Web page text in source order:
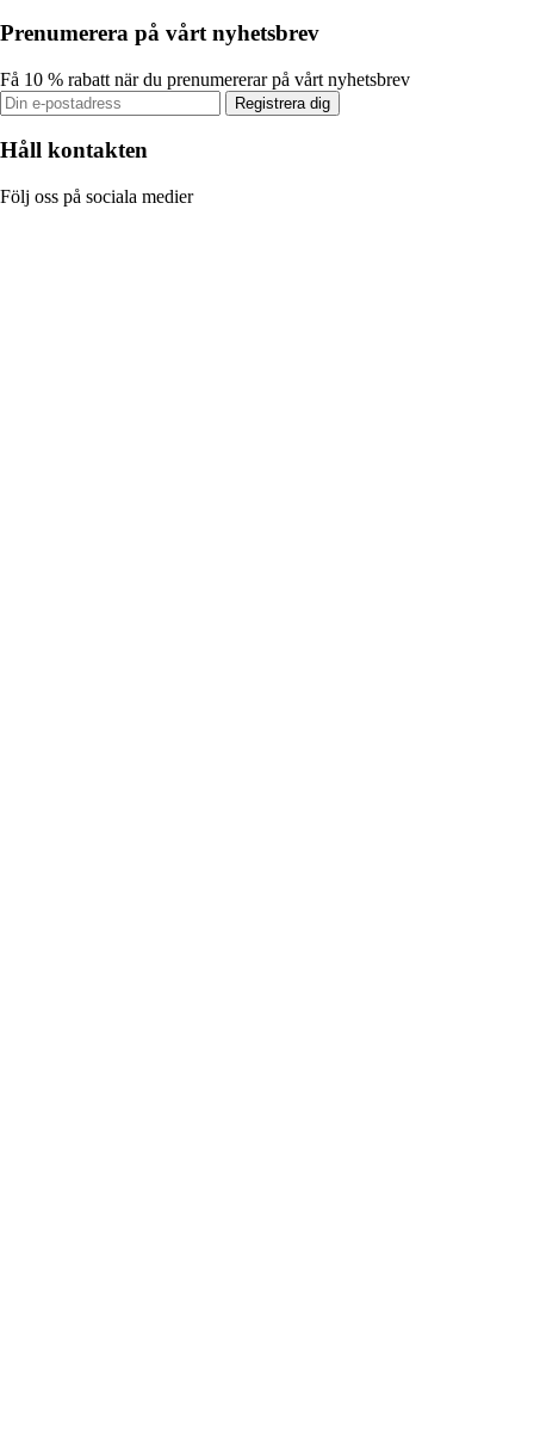
Prenumerera på vårt nyhetsbrev
Få 10 % rabatt när du prenumererar på vårt nyhetsbrev
Registrera dig
Håll kontakten
Följ oss på sociala medier